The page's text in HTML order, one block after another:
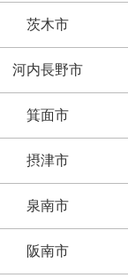
茨木市
河内長野市
箕面市
摂津市
泉南市
阪南市